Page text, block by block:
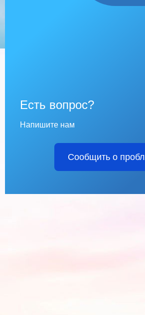
Есть вопрос?
Напишите нам
Сообщить о